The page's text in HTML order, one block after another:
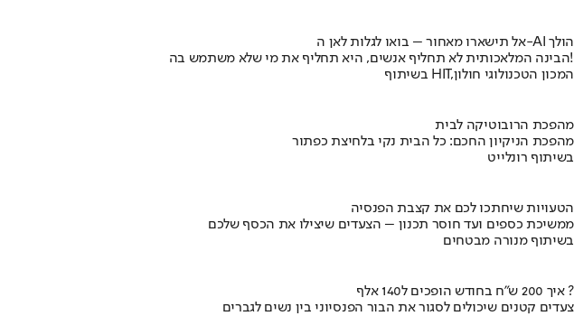
אל תישארו מאחור – בואו לגלות לאן ה-AI הולך
הבינה המלאכותית לא תחליף אנשים, היא תחליף את מי שלא משתמש בה!
בשיתוף HIT,המכון הטכנולוגי חולון
מהפכת הרובוטיקה לבית
מהפכת הניקיון החכם: כל הבית נקי בלחיצת כפתור
בשיתוף רונלייט
הטעויות שיחתכו לכם את קצבת הפנסיה
ממשיכת כספים ועד חוסר תכנון – הצעדים שיצילו את הכסף שלכם
בשיתוף מנורה מבטחים
איך 200 ש"ח בחודש הופכים ל140 אלף ?
צעדים קטנים שיכולים לסגור את הבור הפנסיוני בין נשים לגברים